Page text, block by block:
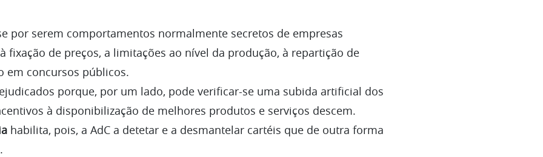
por serem comportamentos normalmente secretos de empresas
fixação de preços, a limitações ao nível da produção, à repartição de
em concursos públicos.
porque, por um lado, pode verificar-se uma subida artificial dos
à disponibilização de melhores produtos e serviços descem.
habilita, pois, a AdC a detetar e a desmantelar cartéis que de outra forma